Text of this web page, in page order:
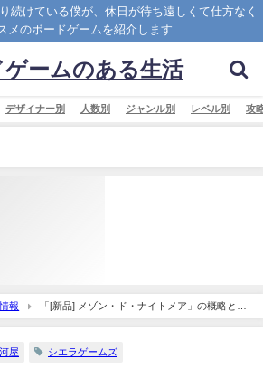
続けている僕が、休日が待ち遠しくて仕方なく
メのボードゲームを紹介します
ゲームのある生活
デザイナー別 人数別 ジャンル別 レベル別 攻
報
「[新品] メゾン・ド・ナイトメア」の概略と予
屋 シエラゲームズ